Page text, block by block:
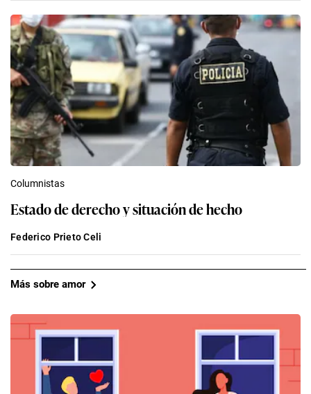
Columnistas
Estado de derecho y situación de hecho
Federico Prieto Celi
Más sobre amor